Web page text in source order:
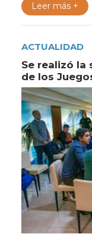
Leer más +
ACTUALIDAD
Se realizó la
de los